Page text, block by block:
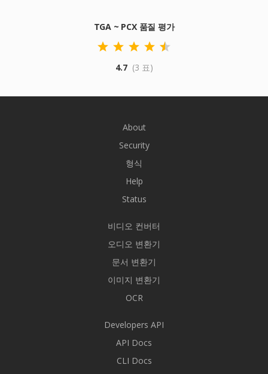
TGA ~ PCX 품질 평가
4.7 (3 표)
About
Security
형식
Help
Status
비디오 컨버터
오디오 변환기
문서 변환기
이미지 변환기
OCR
Developers API
API Docs
CLI Docs